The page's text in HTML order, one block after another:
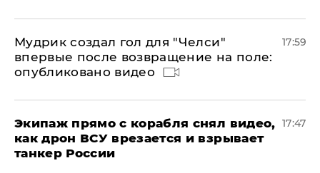
Мудрик создал гол для "Челси"
впервые после возвращение на поле:
опубликовано видео
17:59
Экипаж прямо с корабля снял видео,
как дрон ВСУ врезается и взрывает
танкер России
17:47